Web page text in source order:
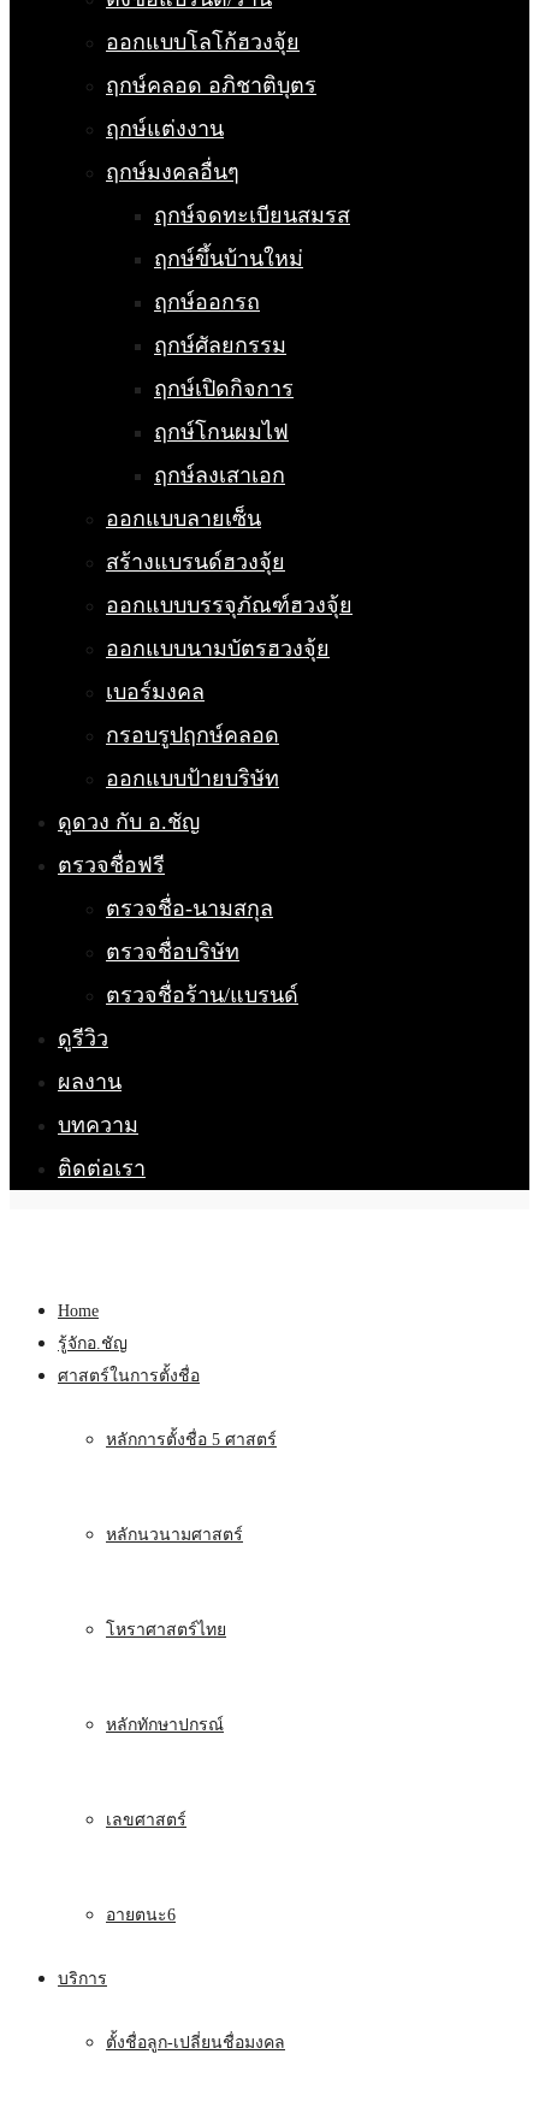
ออกแบบโลโก้ฮวงจุ้ย
ฤกษ์คลอด อภิชาติบุตร
ฤกษ์แต่งงาน
ฤกษ์มงคลอื่นๆ
ฤกษ์จดทะเบียนสมรส
ฤกษ์ขึ้นบ้านใหม่
ฤกษ์ออกรถ
ฤกษ์ศัลยกรรม
ฤกษ์เปิดกิจการ
ฤกษ์โกนผมไฟ
ฤกษ์ลงเสาเอก
ออกแบบลายเซ็น
สร้างแบรนด์ฮวงจุ้ย
ออกแบบบรรจุภัณฑ์ฮวงจุ้ย
ออกแบบนามบัตรฮวงจุ้ย
เบอร์มงคล
กรอบรูปฤกษ์คลอด
ออกแบบป้ายบริษัท
ดูดวง กับ อ.ชัญ
ตรวจชื่อฟรี
ตรวจชื่อ-นามสกุล
ตรวจชื่อบริษัท
ตรวจชื่อร้าน/แบรนด์
ดูรีวิว
ผลงาน
บทความ
ติดต่อเรา
Home
รู้จักอ.ชัญ
ศาสตร์ในการตั้งชื่อ
หลักการตั้งชื่อ 5 ศาสตร์
หลักนวนามศาสตร์
โหราศาสตร์ไทย
หลักทักษาปกรณ์
เลขศาสตร์
อายตนะ6
บริการ
ตั้งชื่อลูก-เปลี่ยนชื่อมงคล